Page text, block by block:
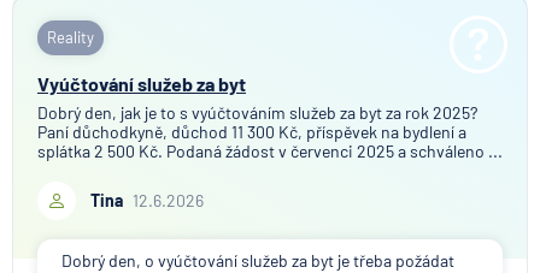
Reality
Vyúčtování služeb za byt
Dobrý den, jak je to s vyúčtováním služeb za byt za rok 2025?
Paní důchodkyně, důchod 11 300 Kč, příspěvek na bydlení a
splátka 2 500 Kč. Podaná žádost v červenci 2025 a schváleno ...
Tina 12.6.2026
Dobrý den, o vyúčtování služeb za byt je třeba požádat